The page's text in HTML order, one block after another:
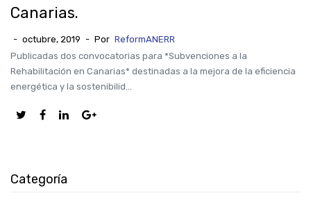
Canarias.
- octubre, 2019 - Por ReformANERR
Publicadas dos convocatorias para *Subvenciones a la
Rehabilitación en Canarias* destinadas a la mejora de la eficiencia
energética y la sostenibilid...
Categoría